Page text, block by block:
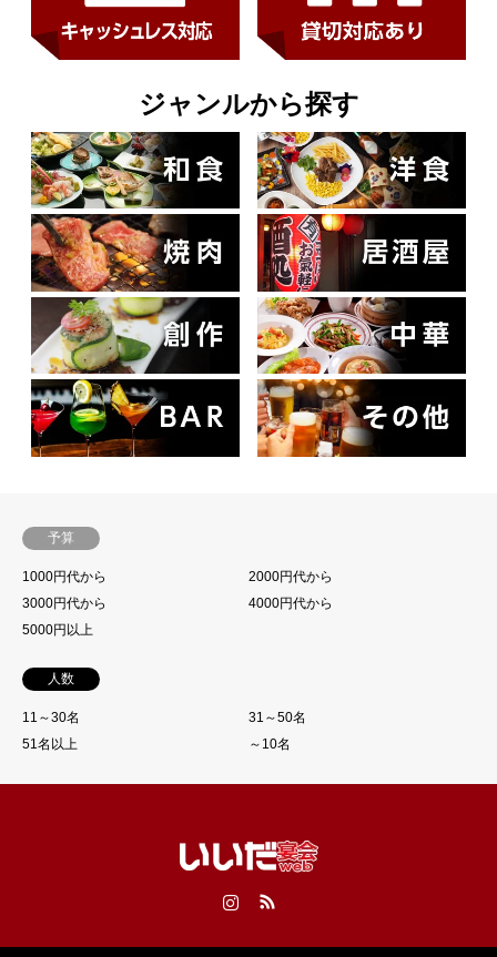
ジャンルから探す
予算
1000円代から
2000円代から
3000円代から
4000円代から
5000円以上
人数
11～30名
31～50名
51名以上
～10名